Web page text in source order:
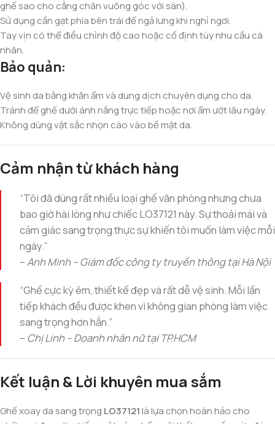
ghế sao cho cẳng chân vuông góc với sàn).
Sử dụng cần gạt phía bên trái để ngả lưng khi nghỉ ngơi.
Tay vịn có thể điều chỉnh độ cao hoặc cố định tùy nhu cầu cá
nhân.
Bảo quản:
Vệ sinh da bằng khăn ẩm và dung dịch chuyên dụng cho da.
Tránh để ghế dưới ánh nắng trực tiếp hoặc nơi ẩm ướt lâu ngày.
Không dùng vật sắc nhọn cào vào bề mặt da.
Cảm nhận từ khách hàng
“Tôi đã dùng rất nhiều loại ghế văn phòng nhưng chưa
bao giờ hài lòng như chiếc LO37121 này. Sự thoải mái và
cảm giác sang trọng thực sự khiến tôi muốn làm việc mỗi
ngày.”
–Anh Minh – Giám đốc công ty truyền thông tại Hà Nội
“Ghế cực kỳ êm, thiết kế đẹp và rất dễ vệ sinh. Mỗi lần
tiếp khách đều được khen vì không gian phòng làm việc
sang trọng hơn hẳn.”
– Chị Linh – Doanh nhân nữ tại TP.HCM
Kết luận & Lời khuyên mua sắm
Ghế xoay da sang trọng LO37121là lựa chọn hoàn hảo cho